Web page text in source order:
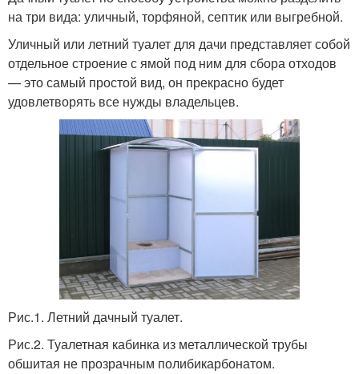
на три вида: уличный, торфяной, септик или выгребной.
Уличный или летний туалет для дачи представляет собой
отдельное строение с ямой под ним для сбора отходов
— это самый простой вид, он прекрасно будет
удовлетворять все нужды владельцев.
Рис.1. Летний дачный туалет.
Рис.2. Туалетная кабинка из металлической трубы
обшитая не прозрачным полибикарбонатом.